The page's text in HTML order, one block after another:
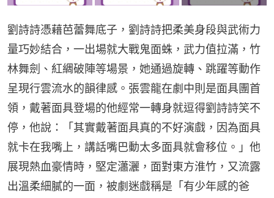
劉詩詩憑藉芭蕾舞底子，劉詩詩把柔美身段與武術力
量巧妙結合，一出場就大戰鬼面蛛，武力值拉滿，竹
林舞劍、紅綢破陣等場景，她通過旋轉、跳躍等動作
呈現行雲流水的韻律感。張雲龍在劇中則是面具團首
領，戴著面具登場的他經常一轉身就逗得劉詩詩笑不
停，他說：「其實戴著面具真的不好演戲，因為面具
就卡在我嘴上，講話嘴巴動太多面具就會移位。」他
展現熱血豪情時，堅定瀟灑，面對東方淮竹，又流露
出溫柔細膩的一面，被劇迷戲稱是「有少年感的爸